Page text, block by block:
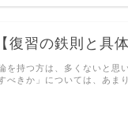
復習の鉄則と具体
を持つ方は、多くないと思
べきか」については、あま